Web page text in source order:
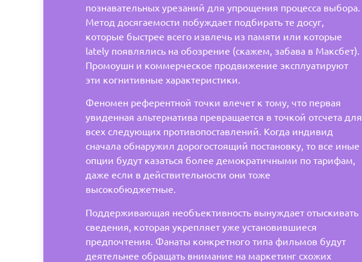
познавательных урезаний для упрощения процесса выбора.
Метод досягаемости побуждает подбирать те досуг,
которые быстрее всего извлечь из памяти или которые
lately появлялись на обозрение (скажем, забава в Максбет).
Промоушн и коммерческое продвижение эксплуатируют
эти когнитивные характеристики.
Феномен референтной точки влечет к тому, что первая
увиденная альтернатива превращается в точкой отсчета для
всех следующих противопоставлений. Когда индивид
сначала обнаружил дорогостоящий постановку, то все иные
опции будут казаться более демократичными по тарифам,
даже если в действительности они тоже
высокобюджетные.
Поддерживающая необъективность вынуждает отыскивать
сведения, которая укрепляет уже установившиеся
предпочтения. Фанаты конкретного типа фильмов будут
деятельнее обращать внимание на маркетинг схожих